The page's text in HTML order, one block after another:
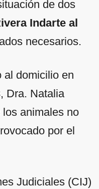
de dos
Indarte al
necesarios.
al domicilio en
Dra. Natalia
animales no
por el
Judiciales (CIJ)